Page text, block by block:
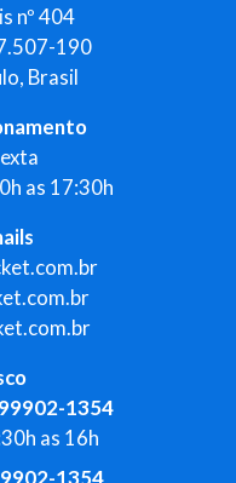
nº 404
190
Brasil
as 17:30h
99902-1354
as 16h
1354